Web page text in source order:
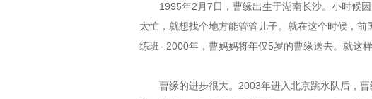
1995年2月7日，曹缘出生于湖南长沙。小时候因
太忙，就想找个地方能管管儿子。就在这个时候，
练班--2000年，曹妈妈将年仅5岁的曹缘送去。就这
曹缘的进步很大。2003年进入北京跳水队后，曹